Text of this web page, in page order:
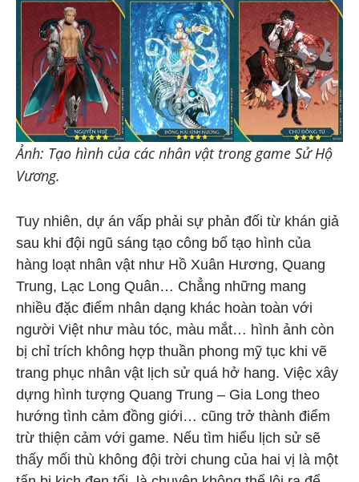
Ảnh: Tạo hình của các nhân vật trong game Sử Hộ
Vương.
Tuy nhiên, dự án vấp phải sự phản đối từ khán giả
sau khi đội ngũ sáng tạo công bố tạo hình của
hàng loạt nhân vật như Hồ Xuân Hương, Quang
Trung, Lạc Long Quân… Chẳng những mang
nhiều đặc điểm nhân dạng khác hoàn toàn với
người Việt như màu tóc, màu mắt… hình ảnh còn
bị chỉ trích không hợp thuần phong mỹ tục khi vẽ
trang phục nhân vật lịch sử quá hở hang. Việc xây
dựng hình tượng Quang Trung – Gia Long theo
hướng tình cảm đồng giới… cũng trở thành điểm
trừ thiện cảm với game. Nếu tìm hiểu lịch sử sẽ
thấy mối thù không đội trời chung của hai vị là một